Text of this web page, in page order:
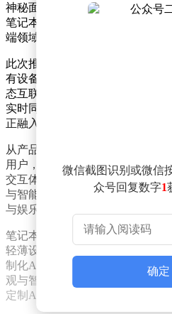
神秘面纱。此次发布会将集中展
笔记本等多个品类的全新AI硬件
端领域的全面布局进入新阶段。
此次推出的新品并非简单堆砌，
有设备均原生搭载天禧 AI4.0系
态互联。用户将体验到跨设备文
实时同步等功能，这些曾经停留
正融入日常生活。
从产品阵容来看，联想此次的布
用户，拯救者系列将推出高性能
交互体验；moto品牌则带来AI大
与智能分屏的深度融合。平板领
与娱乐的场景协同，满足多元化
笔记本产品线同样亮点纷呈。
轻薄设计与高效办公；拯救者系
制化AI性能优化；小新系列则瞄
观与智能交互吸引用户。三条产
定制AI能力与交互逻辑。
微信截图识别或微信
众号回复数字1
确定